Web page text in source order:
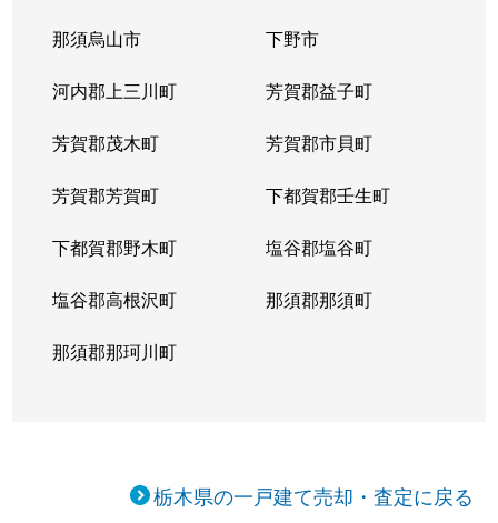
那須烏山市 下野市
河内郡上三川町 芳賀郡益子町
芳賀郡茂木町 芳賀郡市貝町
芳賀郡芳賀町 下都賀郡壬生町
下都賀郡野木町 塩谷郡塩谷町
塩谷郡高根沢町 那須郡那須町
那須郡那珂川町
栃木県の一戸建て売却・査定に戻る